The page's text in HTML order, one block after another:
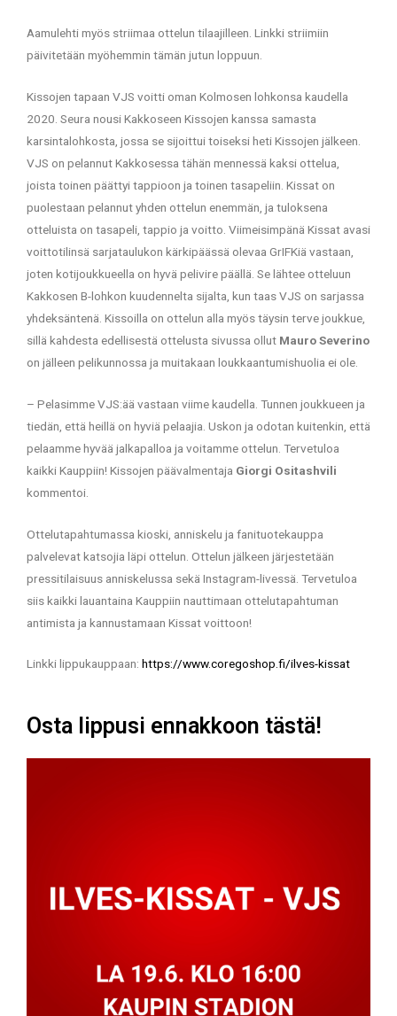
Aamulehti myös striimaa ottelun tilaajilleen. Linkki striimiin
päivitetään myöhemmin tämän jutun loppuun.
Kissojen tapaan VJS voitti oman Kolmosen lohkonsa kaudella
2020. Seura nousi Kakkoseen Kissojen kanssa samasta
karsintalohkosta, jossa se sijoittui toiseksi heti Kissojen jälkeen.
VJS on pelannut Kakkosessa tähän mennessä kaksi ottelua,
joista toinen päättyi tappioon ja toinen tasapeliin. Kissat on
puolestaan pelannut yhden ottelun enemmän, ja tuloksena
otteluista on tasapeli, tappio ja voitto. Viimeisimpänä Kissat avasi
voittotilinsä sarjataulukon kärkipäässä olevaa GrIFKiä vastaan,
joten kotijoukkueella on hyvä pelivire päällä. Se lähtee otteluun
Kakkosen B-lohkon kuudennelta sijalta, kun taas VJS on sarjassa
yhdeksäntenä. Kissoilla on ottelun alla myös täysin terve joukkue,
sillä kahdesta edellisestä ottelusta sivussa ollut Mauro Severino
on jälleen pelikunnossa ja muitakaan loukkaantumishuolia ei ole.
– Pelasimme VJS:ää vastaan viime kaudella. Tunnen joukkueen ja
tiedän, että heillä on hyviä pelaajia. Uskon ja odotan kuitenkin, että
pelaamme hyvää jalkapalloa ja voitamme ottelun. Tervetuloa
kaikki Kauppiin! Kissojen päävalmentaja Giorgi Ositashvili
kommentoi.
Ottelutapahtumassa kioski, anniskelu ja fanituotekauppa
palvelevat katsojia läpi ottelun. Ottelun jälkeen järjestetään
pressitilaisuus anniskelussa sekä Instagram-livessä. Tervetuloa
siis kaikki lauantaina Kauppiin nauttimaan ottelutapahtuman
antimista ja kannustamaan Kissat voittoon!
Linkki lippukauppaan: https://www.coregoshop.fi/ilves-kissat
Osta lippusi ennakkoon tästä!